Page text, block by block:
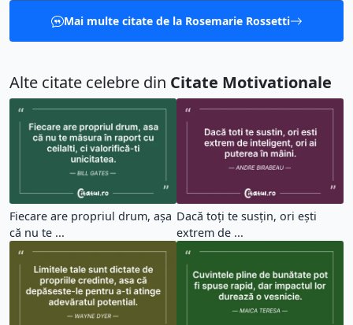
Mai multe citate de la Rosemarie Rossetti
Alte citate celebre din Citate Motivationale
Fiecare are propriul drum, așa
că nu te ...
Dacă toți te susțin, ori ești
extrem de ...